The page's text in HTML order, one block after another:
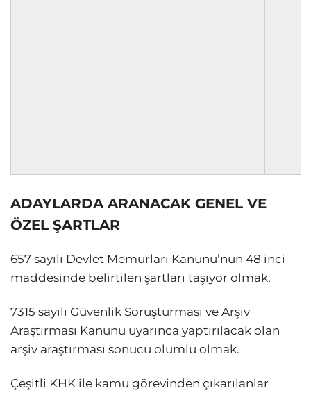
ADAYLARDA ARANACAK GENEL VE
ÖZEL ŞARTLAR
657 sayılı Devlet Memurları Kanunu’nun 48 inci
maddesinde belirtilen şartları taşıyor olmak.
7315 sayılı Güvenlik Soruşturması ve Arşiv
Araştırması Kanunu uyarınca yaptırılacak olan
arşiv araştırması sonucu olumlu olmak.
Çeşitli KHK ile kamu görevinden çıkarılanlar